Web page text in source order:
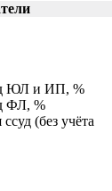
ЮЛ и ИП, %
ФЛ, %
(без учёта